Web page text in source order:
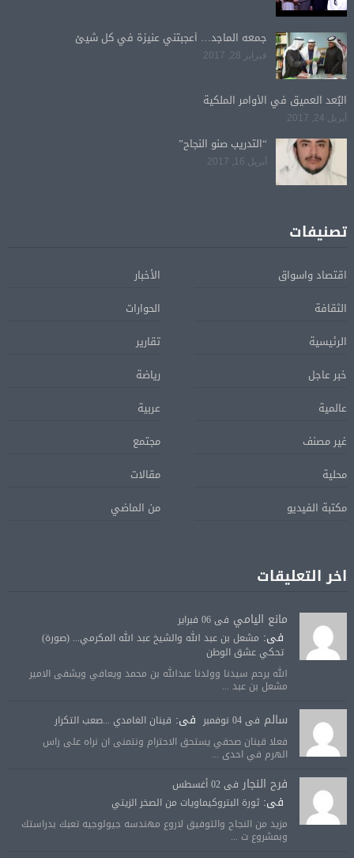
جمعه الماجد… أعجبتني عنيزة في كل شيئ
فبراير 28, 2017
البُعد العميق في الأوامر الملكية
أبريل 24, 2017
“التدريب صنو النجاح”
أبريل 16, 2017
تصنيفات
اقتصاد واسواق
الأخبار
الثقافة
الحوارات
الرئيسية
تقارير
خبر عاجل
رياضة
عالمية
عربية
غير مصنف
مجتمع
محلية
مقالات
مكتبة الفيديو
من الماضي
اخر التعليقات
مانع اليامي فى 06 فبراير
فى: مشعل بن عبد الله والشيخ عبد الله المكرمي... (صورة)
تحكي عشق الوطن
الله يرحم سيدنا وولدنا عبدالله بن محمد ويعافي ويشفى الامير
مشعل بن عبد ...
سالم فى 04 نوفمبر فى: قينان الغامدي ...صعب التكرار
فعلا قينان صحفي يستحق الاحترام ونتمنى ان نراه على راس
الهرم في احدى ...
فرح النجار فى 02 أغسطس
فى:ثورة البتروكيماويات من الصخر الزيتي
مزيد من النجاح والتوفيق لاروع مهندسه جيولوجيه تعبك بدراستك
وبمشروع ت ...